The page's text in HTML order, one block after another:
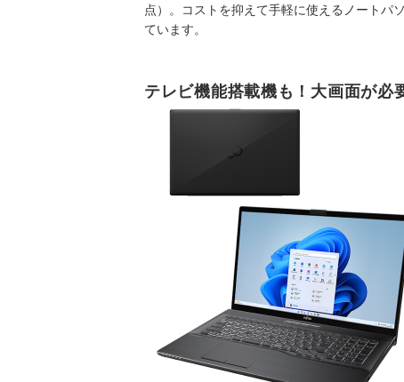
点）。コストを抑えて手軽に使えるノートパ
ています。
テレビ機能搭載機も！大画面が必